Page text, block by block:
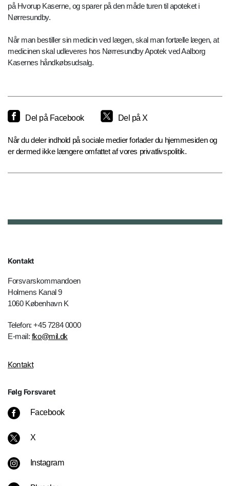
på Hvorup Kaserne, og sparer på den måde turen til apoteket i
Nørresundby.
Når man bestiller sin medicin ved lægen, skal man fortælle lægen, at
medicinen skal udleveres hos Nørresundby Apotek ved Aalborg
Kasernes håndkøbsudsalg.
Del på Facebook Del på X
Når du deler indhold på sociale medier forlader du hjemmesiden og
er dermed ikke længere omfattet af vores privatlivspolitik.
Kontakt
Forsvarskommandoen
Holmens Kanal 9
1060 København K
Telefon: +45 7284 0000
E-mail: fko@mil.dk
Kontakt
Følg Forsvaret
Facebook
X
Instagram